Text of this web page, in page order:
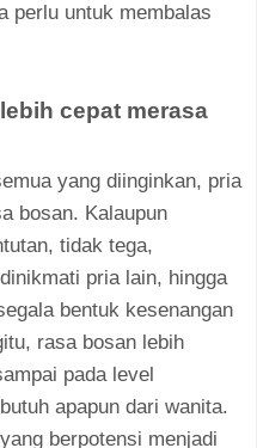
perlu untuk membalas
cepat merasa
yang diinginkan, pria
bosan. Kalaupun
tidak tega,
pria lain, hingga
bentuk kesenangan
rasa bosan lebih
pada level
apapun dari wanita.
berpotensi menjadi